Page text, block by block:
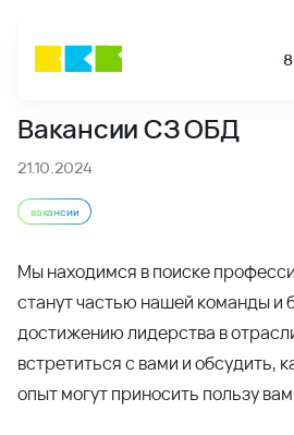
Вакансии СЗ ОБД - Новости и
Вакансии СЗ ОБД
21.10.2024
вакансии
Мы находимся в поиске
станут частью нашей команды и
достижению лидерства в
встретиться с вами и обсудить,
опыт могут приносить пользу